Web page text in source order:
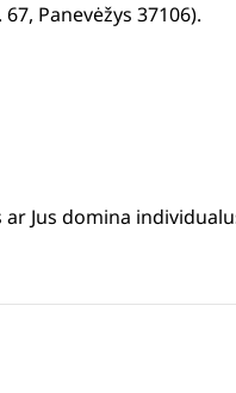
Panevėžys 37106).
Jus domina